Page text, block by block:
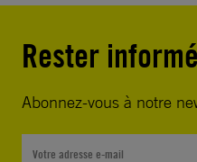
Rester
Abonnez-vous à notre